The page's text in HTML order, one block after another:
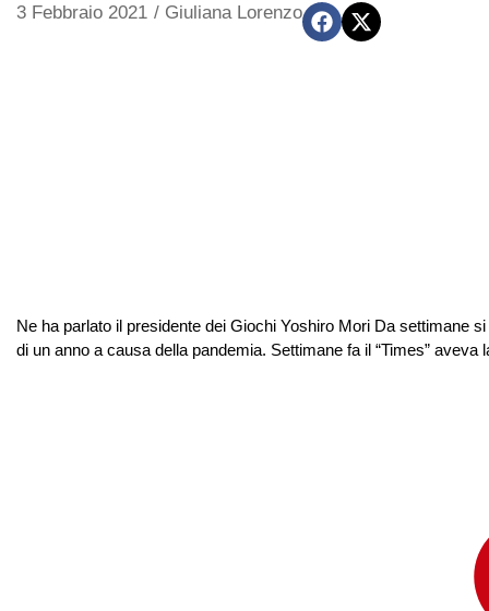
3 Febbraio 2021 / Giuliana Lorenzo
Ne ha parlato il presidente dei Giochi Yoshiro Mori Da settimane
di un anno a causa della pandemia. Settimane fa il “Times”